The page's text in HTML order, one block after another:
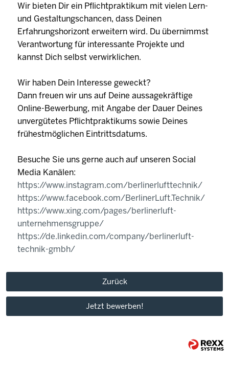
Wir bieten Dir ein Pflichtpraktikum mit vielen Lern-
und Gestaltungschancen, dass Deinen
Erfahrungshorizont erweitern wird. Du übernimmst
Verantwortung für interessante Projekte und
kannst Dich selbst verwirklichen.
Wir haben Dein Interesse geweckt?
Dann freuen wir uns auf Deine aussagekräftige
Online-Bewerbung, mit Angabe der Dauer Deines
unvergütetes Pflichtpraktikums sowie Deines
frühestmöglichen Eintrittsdatums.
Besuche Sie uns gerne auch auf unseren Social
Media Kanälen:
https://www.instagram.com/berlinerlufttechnik/
https://www.facebook.com/BerlinerLuft.Technik/
https://www.xing.com/pages/berlinerluft-
unternehmensgruppe/
https://de.linkedin.com/company/berlinerluft-
technik-gmbh/
Zurück
Jetzt bewerben!